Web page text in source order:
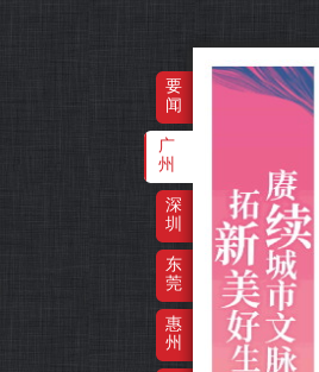
要
闻
广
州
深
圳
东
莞
惠
州